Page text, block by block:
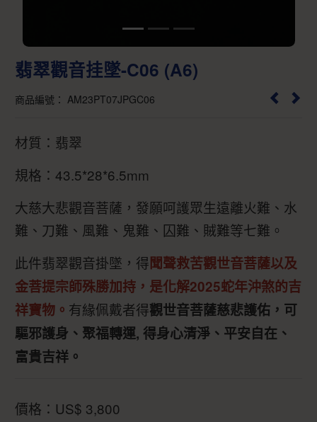
翡翠觀音挂墜-C06 (A6)
商品編號： AM23PT07JPGC06
材質：翡翠
規格：43.5*28*6.5mm
大慈大悲觀音菩薩，發願呵護眾生遠離火難、水
難、刀難、風難、鬼難、囚難、賊難等七難。
此件翡翠觀音掛墜，得聞聲救苦觀世音菩薩以及
金菩提宗師殊勝加持，是化解2025蛇年沖煞的吉
祥寶物。 有緣佩戴者得觀世音菩薩慈悲護佑，可
驅邪護身、聚福轉運, 得身心清淨、平安自在、
富貴吉祥。
價格： US$ 3,800